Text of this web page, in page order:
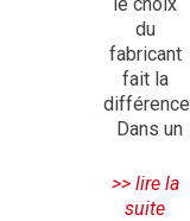
du
fabricant
fait la
différence
Dans un
>> lire la
suite